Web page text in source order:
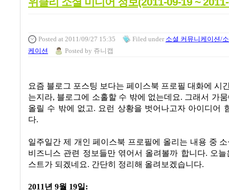
Posted at 2011/09/27 15:35 Filed under 소셜 커뮤니케이션/
케이션
Posted by 쥬니캡
요즘 블로그 포스팅 보다는 페이스북 프로필 대화에 시
는지라, 블로그에 소홀할 수 밖에 없는데요. 그래서 가
올릴 수 밖에 없고. 요런 상황을 벗어나고자 아이디어
다.
일주일간 제 개인 페이스북 프로필에 올리는 내용 중
비즈니스 관련 정보들만 엮어서 올려볼까 합니다. 오늘
스트가 되겠네요. 간단히 정리해 올려보겠습니다.
2011년 9월 19일: